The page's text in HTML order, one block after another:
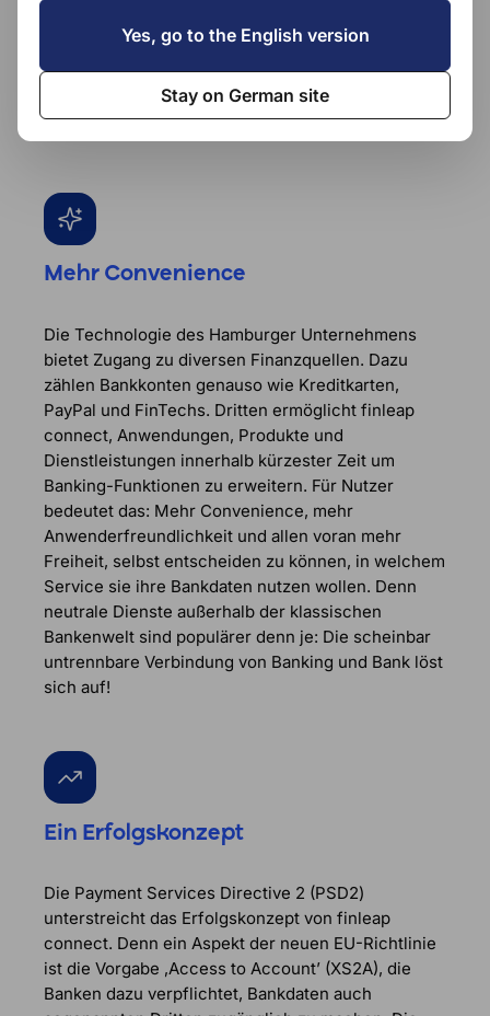
Europas erster Banking Service Provider
Mehr Convenience
Die Technologie des Hamburger Unternehmens
bietet Zugang zu diversen Finanzquellen. Dazu
zählen Bankkonten genauso wie Kreditkarten,
PayPal und FinTechs. Dritten ermöglicht finleap
connect, Anwendungen, Produkte und
Dienstleistungen innerhalb kürzester Zeit um
Banking-Funktionen zu erweitern. Für Nutzer
bedeutet das: Mehr Convenience, mehr
Anwenderfreundlichkeit und allen voran mehr
Freiheit, selbst entscheiden zu können, in welchem
Service sie ihre Bankdaten nutzen wollen. Denn
neutrale Dienste außerhalb der klassischen
Bankenwelt sind populärer denn je: Die scheinbar
untrennbare Verbindung von Banking und Bank löst
sich auf!
Ein Erfolgskonzept
Die Payment Services Directive 2 (PSD2)
unterstreicht das Erfolgskonzept von finleap
connect. Denn ein Aspekt der neuen EU-Richtlinie
ist die Vorgabe ‚Access to Account’ (XS2A), die
Banken dazu verpflichtet, Bankdaten auch
Yes, go to the English version
Stay on German site